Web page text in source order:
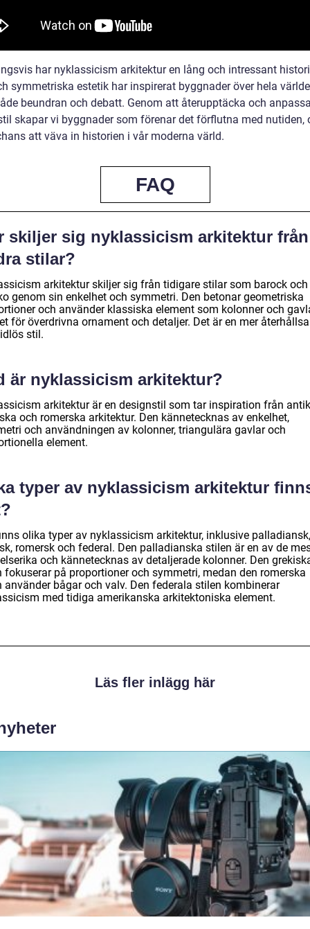
har nyklassicism arkitektur en lång och intressant
symmetriska estetik har inspirerat byggnader över hela
beundran och debatt. Genom att återupptäcka och
skapar vi byggnader som förenar det förflutna med nutiden,
att väva in historien i vår moderna värld.
FAQ
skiljer sig nyklassicism arkitektur från
stilar?
arkitektur skiljer sig från tidigare stilar som barock och
genom sin enkelhet och symmetri. Den betonar geometriska
och använder klassiska element som kolonner och
för överdrivna ornament och detaljer. Det är en mer
stil.
är nyklassicism arkitektur?
arkitektur är en designstil som tar inspiration från
och romerska arkitektur. Den kännetecknas av enkelhet,
och användningen av kolonner, triangulära gavlar och
element.
typer av nyklassicism arkitektur
olika typer av nyklassicism arkitektur, inklusive palladiansk,
romersk och federal. Den palladianska stilen är en av de
och kännetecknas av detaljerade kolonner. Den
fokuserar på proportioner och symmetri, medan den romerska
använder bågar och valv. Den federala stilen kombinerar
med tidiga amerikanska arkitektoniska element.
Läs fler inlägg här